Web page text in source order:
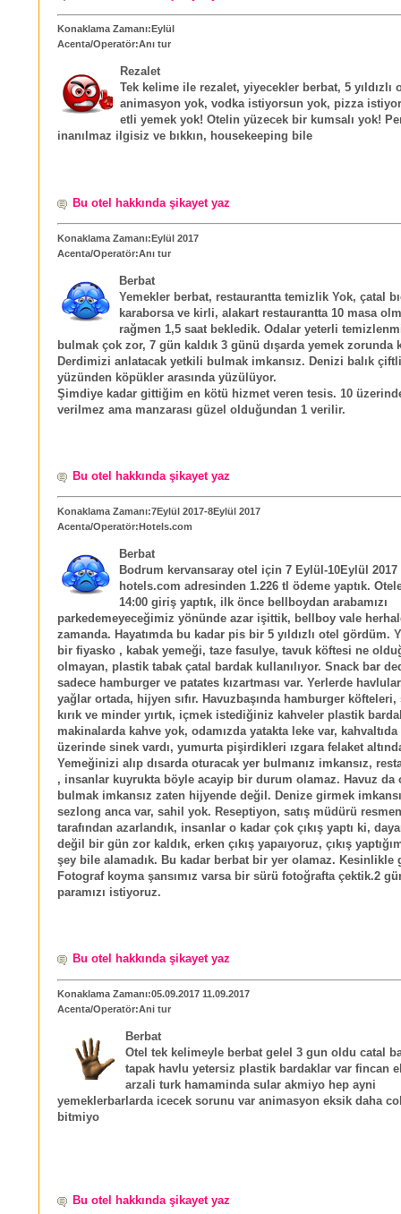
Konaklama Zamanı:Eylül
Acenta/Operatör:Anı tur
Rezalet
Tek kelime ile rezalet, yiyecekler berbat, 5 yıldızlı
animasyon yok, vodka istiyorsun yok, pizza
etli yemek yok! Otelin yüzecek bir kumsalı yok!
inanılmaz ilgisiz ve bıkkın, housekeeping bile
Bu otel hakkında şikayet yaz
Konaklama Zamanı:Eylül 2017
Acenta/Operatör:Anı tur
Berbat
Yemekler berbat, restaurantta temizlik Yok, çatal
karaborsa ve kirli, alakart restaurantta 10 masa
rağmen 1,5 saat bekledik. Odalar yeterli
bulmak çok zor, 7 gün kaldık 3 günü dışarda yemek zorunda
Derdimizi anlatacak yetkili bulmak imkansız. Denizi balık
yüzünden köpükler arasında yüzülüyor.
Şimdiye kadar gittiğim en kötü hizmet veren tesis. 10
verilmez ama manzarası güzel olduğundan 1 verilir.
Bu otel hakkında şikayet yaz
Konaklama Zamanı:7Eylül 2017-8Eylül 2017
Acenta/Operatör:Hotels.com
Berbat
Bodrum kervansaray otel için 7 Eylül-10Eylül
hotels.com adresinden 1.226 tl ödeme yaptık.
14:00 giriş yaptık, ilk önce bellboydan arabamızı
parkedemeyeceğimiz yönünde azar işittik, bellboy vale
zamanda. Hayatımda bu kadar pis bir 5 yıldızlı otel gördüm.
bir fiyasko , kabak yemeği, taze fasulye, tavuk köftesi ne
olmayan, plastik tabak çatal bardak kullanılıyor. Snack bar
sadece hamburger ve patates kızartması var. Yerlerde
yağlar ortada, hijyen sıfır. Havuzbaşında hamburger
kırık ve minder yırtık, içmek istediğiniz kahveler plastik
makinalarda kahve yok, odamızda yatakta leke var,
üzerinde sinek vardı, yumurta pişirdikleri ızgara felaket
Yemeğinizi alıp dısarda oturacak yer bulmanız imkansız,
, insanlar kuyrukta böyle acayip bir durum olamaz. Havuz da
bulmak imkansız zaten hijyende değil. Denize girmek
sezlong anca var, sahil yok. Reseptiyon, satış müdürü
tarafından azarlandık, insanlar o kadar çok çıkış yaptı ki,
değil bir gün zor kaldık, erken çıkış yapaıyoruz, çıkış
şey bile alamadık. Bu kadar berbat bir yer olamaz. Kesinlikle
Fotograf koyma şansımız varsa bir sürü fotoğrafta çektik.2
paramızı istiyoruz.
Bu otel hakkında şikayet yaz
Konaklama Zamanı:05.09.2017 11.09.2017
Acenta/Operatör:Ani tur
Berbat
Otel tek kelimeyle berbat gelel 3 gun oldu catal
tapak havlu yetersiz plastik bardaklar var fincan
arzali turk hamaminda sular akmiyo hep ayni
yemeklerbarlarda icecek sorunu var animasyon eksik daha
bitmiyo
Bu otel hakkında şikayet yaz